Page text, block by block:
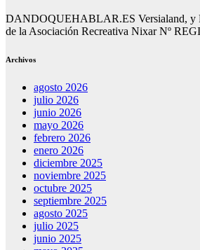
DANDOQUEHABLAR.ES Versialand, y
de la Asociación Recreativa Nixar Nº
Archivos
agosto 2026
julio 2026
junio 2026
mayo 2026
febrero 2026
enero 2026
diciembre 2025
noviembre 2025
octubre 2025
septiembre 2025
agosto 2025
julio 2025
junio 2025